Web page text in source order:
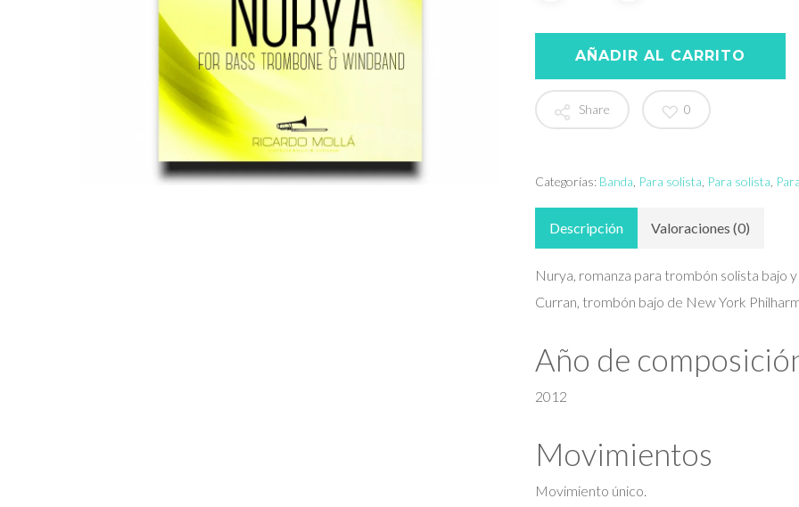
AÑADIR AL CARRITO
Share 0
Categorías: Banda Para solista Para solista
Descripción Valoraciones (0)
Nurya, romanza para trombón solista bajo
Curran, trombón bajo de New York
Año de
2012
Movimientos
Movimiento único.